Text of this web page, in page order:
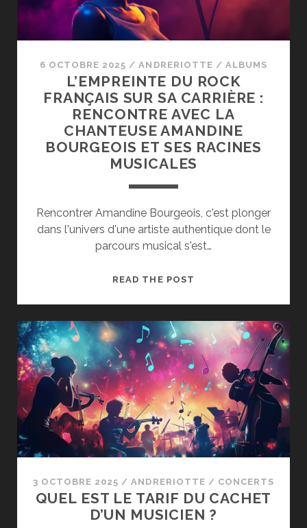
6 OCTOBRE 2025 /ANDRERIOTTE /ALBUMS
L’EMPREINTE DU ROCK
FRANÇAIS SUR SA CARRIÈRE :
RENCONTRE AVEC LA
CHANTEUSE AMANDINE
BOURGEOIS ET SES RACINES
MUSICALES
Rencontrer Amandine Bourgeois, c'est plonger
dans l'univers d'une artiste authentique dont le
parcours musical s'est…
READ THE POST
FRANÇAIS
SUR
SA
CARRIÈRE
:
RENCONTRE
AVEC
LA
CHANTEUSE
BOURGEOIS
ET
3 OCTOBRE 2025 /ANDRERIOTTE / CONCERTS
QUEL EST LE TARIF DU CACHET
D’UN MUSICIEN ?